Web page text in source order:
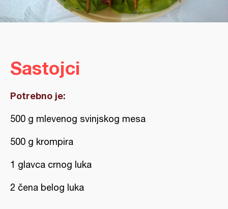
Sastojci
Potrebno je:
500 g mlevenog svinjskog mesa
500 g krompira
1 glavca crnog luka
2 čena belog luka